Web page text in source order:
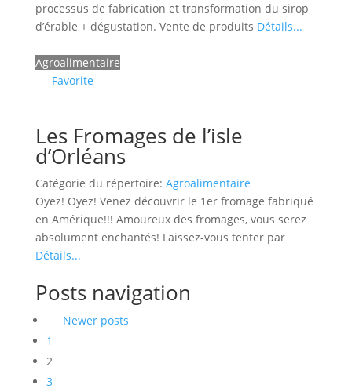
processus de fabrication et transformation du sirop
d’érable + dégustation. Vente de produits Détails...
Agroalimentaire
Favorite
Les Fromages de l’isle
d’Orléans
Catégorie du répertoire: Agroalimentaire
Oyez! Oyez! Venez découvrir le 1er fromage fabriqué
en Amérique!!! Amoureux des fromages, vous serez
absolument enchantés! Laissez-vous tenter par
Détails...
Posts navigation
Newer posts
1
2
3